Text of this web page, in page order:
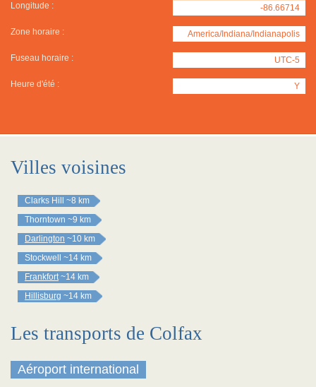
Longitude : -86.66714
Zone horaire : America/Indiana/Indianapolis
Fuseau horaire : UTC-5
Heure d'été : Y
Villes voisines
Clarks Hill
~8 km
Thorntown ~9 km
Darlington ~10 km
Stockwell
~14 km
Frankfort ~14 km
Hillisburg ~14 km
Les transports de Colfax
Aéroport international